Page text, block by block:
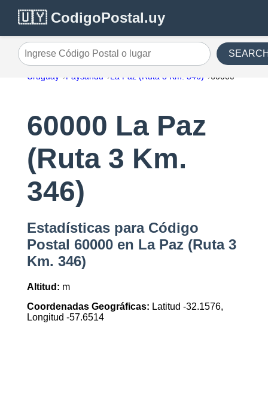
🇺🇾 CodigoPostal.uy
Ingrese Código Postal o lugar
Uruguay Paysandu La Paz (Ruta 3 Km. 346) 60000
60000 La Paz
(Ruta 3 Km.
346)
Estadísticas para Código
Postal 60000 en La Paz (Ruta 3
Km. 346)
Altitud: m
Coordenadas Geográficas: Latitud -32.1576,
Longitud -57.6514